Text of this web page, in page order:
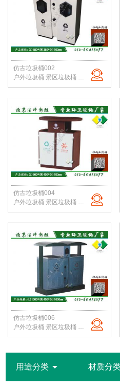
仿古垃圾桶002
户外垃圾桶 景区垃圾桶 古镇垃圾桶 仿古垃圾箱 公园果皮箱 北京垃圾桶
仿古垃圾桶004
户外垃圾桶 景区垃圾桶 古镇垃圾桶定制 仿古垃圾箱定制 公园果皮箱 北京垃圾桶
仿古垃圾桶006
户外垃圾桶 景区垃圾桶 古镇垃圾桶 仿古垃圾箱 公园果皮箱 北京垃圾桶
用途分类arrow_drop_down 材质分